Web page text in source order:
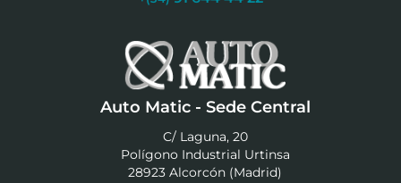
Auto Matic - Sede Central
C/ Laguna, 20
Polígono Industrial Urtinsa
28923 Alcorcón (Madrid)